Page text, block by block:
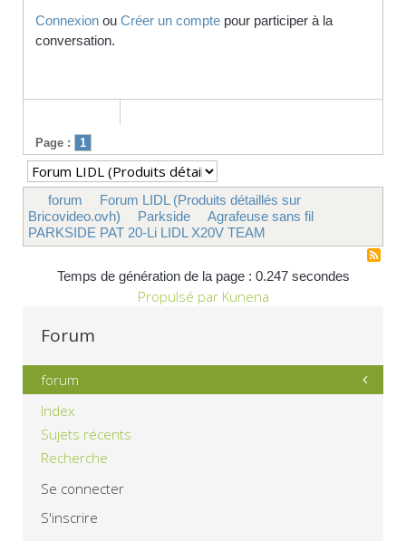
Connexion ou Créer un compte pour participer à la
conversation.
Page : 1
forum
Forum LIDL (Produits détaillés sur
Bricovideo.ovh)
Parkside
Agrafeuse sans fil
PARKSIDE PAT 20-Li LIDL X20V TEAM
Temps de génération de la page : 0.247 secondes
Propulsé par Kunena
Forum
forum
Index
Sujets récents
Recherche
Se connecter
S'inscrire